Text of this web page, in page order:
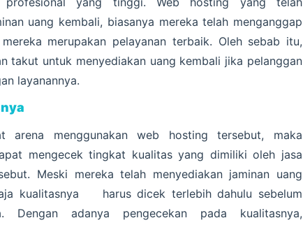
uang kembali, biasanya mereka telah menganggap
merupakan pelayanan terbaik. Oleh sebab itu,
takut untuk menyediakan uang kembali jika pelanggan
layanannya.
arena menggunakan web hosting tersebut, maka
mengecek tingkat kualitas yang dimiliki oleh jasa
Meski mereka telah menyediakan jaminan uang
kualitasnya harus dicek terlebih dahulu sebelum
Dengan adanya pengecekan pada kualitasnya,